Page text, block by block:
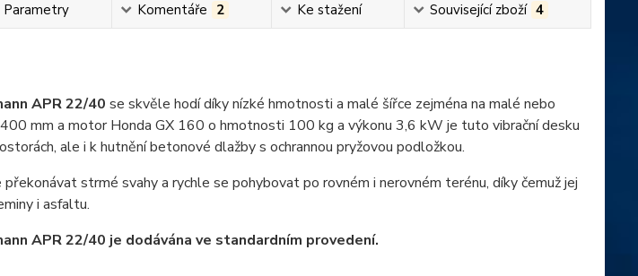
Parametry Komentáře 2 Ke stažení Související zboží 4
APR 22/40 se skvěle hodí díky nízké hmotnosti a malé šířce zejména na malé nebo
mm a motor Honda GX 160 o hmotnosti 100 kg a výkonu 3,6 kW je tuto vibrační desku
ale i k hutnění betonové dlažby s ochrannou pryžovou podložkou.
strmé svahy a rychle se pohybovat po rovném i nerovném terénu, díky čemuž jej
i asfaltu.
APR 22/40 je dodávána ve standardním provedení.